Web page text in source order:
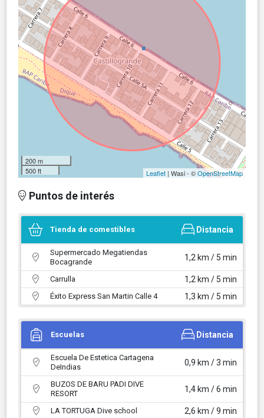
200 m
500 ft
Leaflet | Wasi - ©OpenStreetMap
Puntos de interés
Tienda de comestibles Distancia
Supermercado Megatiendas
Bocagrande
1,2 km / 5 min
Carrulla 1,2 km / 5 min
Éxito Express San Martin Calle 4 1,3 km / 5 min
Escuelas Distancia
Escuela De Estetica Cartagena
DeIndias
0,9 km / 3 min
BUZOS DE BARU PADI DIVE
RESORT
1,4 km / 6 min
LA TORTUGA Dive school 2,6 km / 9 min